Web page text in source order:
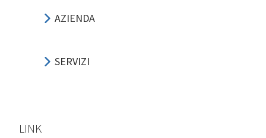
AZIENDA
SERVIZI
LINK